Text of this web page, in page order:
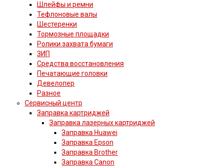
Шлейфы и ремни
Тефлоновые валы
Шестеренки
Тормозные площадки
Ролики захвата бумаги
ЗИП
Средства восстановления
Печатающие головки
Девелопер
Разное
Сервисный центр
Заправка картриджей
Заправка лазерных картриджей
Заправка Huawei
Заправка Epson
Заправка Brother
Заправка Canon